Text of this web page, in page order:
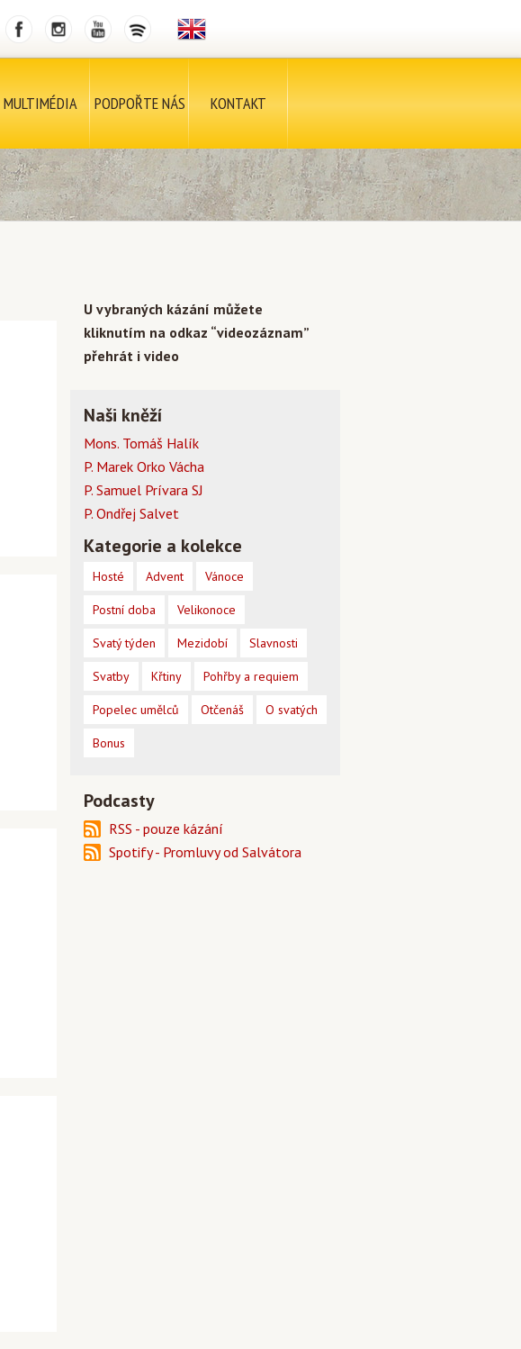
MULTIMÉDIA PODPOŘTE NÁS KONTAKT
U vybraných kázání můžete
kliknutím na odkaz “videozáznam”
přehrát i video
Naši kněží
Mons. Tomáš Halík
P. Marek Orko Vácha
P. Samuel Prívara SJ
P. Ondřej Salvet
Kategorie a kolekce
Hosté Advent Vánoce
Postní doba Velikonoce
Svatý týden Mezidobí Slavnosti
Svatby Křtiny Pohřby a requiem
Popelec umělců Otčenáš O svatých
Bonus
Podcasty
RSS - pouze kázání
Spotify - Promluvy od Salvátora